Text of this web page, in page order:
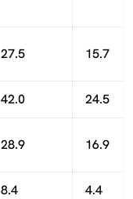
27.5 15.7
42.0 24.5
28.9 16.9
8.4 4.4